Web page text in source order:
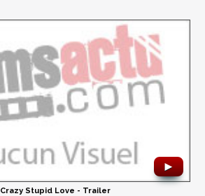
►
Crazy Stupid Love - Trailer